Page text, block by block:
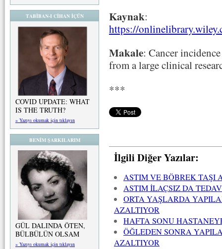
TABİBAN-I CİHAN İÇÜN
COVID UPDATE: WHAT
IS THE TRUTH?
» Yazıyı okumak için tıklayın
BENİM ŞARKILARIM
GÜL DALINDA ÖTEN,
BÜLBÜLÜN OLSAM
» Yazıyı okumak için tıklayın
Kaynak:
https://
Makale: Cancer
from a large clinical
***
İlgili Diğer Yazılar:
ASTIM VE BÖBREK TAŞI
ASTIM İLAÇSIZ DA
ORTA YAŞLARDA
AZALTIYOR
HAFTA SONU
ÖĞLEDEN SONRA
AZALTIYOR